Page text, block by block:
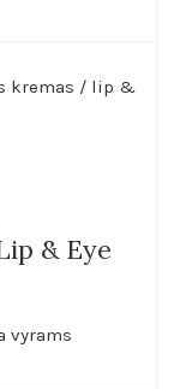
& Eye
vyrams